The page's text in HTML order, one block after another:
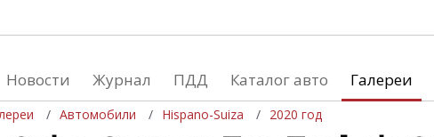
Новости Журнал ПДД Каталог авто Галереи
Автомобили Hispano-Suiza 2020 год